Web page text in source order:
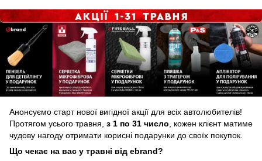
Анонсуємо старт нової вигідної акції для всіх автолюбителів!
Протягом усього травня, з 1 по 31 число, кожен клієнт матиме
чудову нагоду отримати корисні подарунки до своїх покупок.
Що чекає на вас у травні від ebrand?